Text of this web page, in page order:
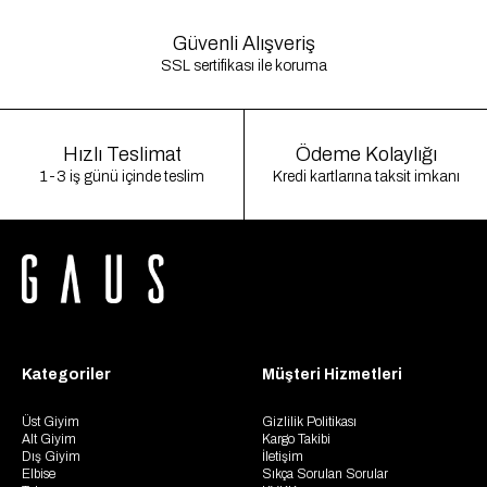
Güvenli Alışveriş
SSL sertifikası ile koruma
Hızlı Teslimat
1-3 iş günü içinde teslim
Ödeme Kolaylığı
Kredi kartlarına taksit imkanı
Kategoriler
Üst Giyim
Alt Giyim
Dış Giyim
Elbise
Müşteri Hizmetleri
Gizlilik Politikası
Kargo Takibi
İletişim
Sıkça Sorulan Sorular